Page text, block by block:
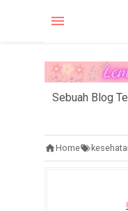
Sebuah Blog
Home